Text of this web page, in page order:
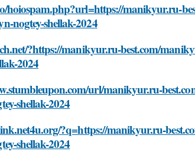
hoiospam.php?url=https://manikyur.ru-
nogtey-shellak-2024
?https://manikyur.ru-best.com/
2024
url/manikyur.ru-
shellak-2024
?q=https://manikyur.ru-
shellak-2024